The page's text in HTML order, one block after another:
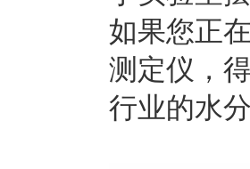
如果您正
测定仪，
行业的水